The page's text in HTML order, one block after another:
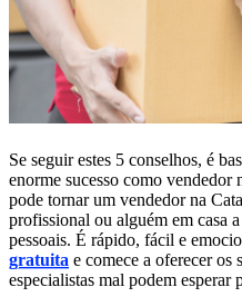
Se seguir estes 5 conselhos, é
enorme sucesso como
pode tornar um vendedor na
profissional ou alguém em casa
pessoais. É rápido, fácil e
gratuita e comece a oferecer os
especialistas mal podem esperar